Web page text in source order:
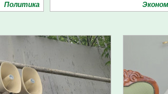
Политика